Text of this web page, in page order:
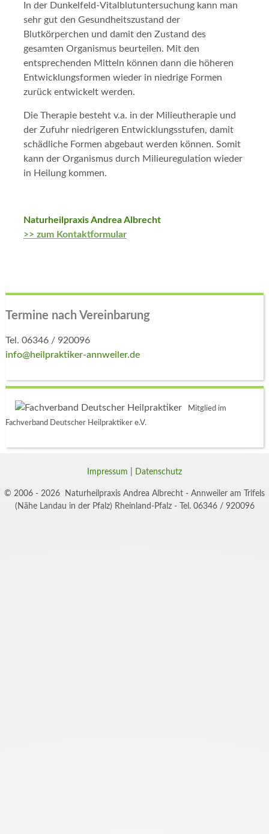
In der Dunkelfeld-Vitalblutuntersuchung kann man
sehr gut den Gesundheitszustand der
Blutkörperchen und damit den Zustand des
gesamten Organismus beurteilen. Mit den
entsprechenden Mitteln können dann die höheren
Entwicklungsformen wieder in niedrige Formen
zurück entwickelt werden.
Die Therapie besteht v.a. in der Milieutherapie und
der Zufuhr niedrigeren Entwicklungsstufen, damit
schädliche Formen abgebaut werden können. Somit
kann der Organismus durch Milieuregulation wieder
in Heilung kommen.
Naturheilpraxis Andrea Albrecht
>> zum Kontaktformular
Termine nach Vereinbarung
Tel. 06346 / 920096
info@heilpraktiker-annweiler.de
Mitglied im
Fachverband Deutscher Heilpraktiker e.V.
Impressum Datenschutz
© 2006 - 2026 Naturheilpraxis Andrea Albrecht - Annweiler am Trifels
(Nähe Landau in der Pfalz) Rheinland-Pfalz - Tel. 06346 / 920096